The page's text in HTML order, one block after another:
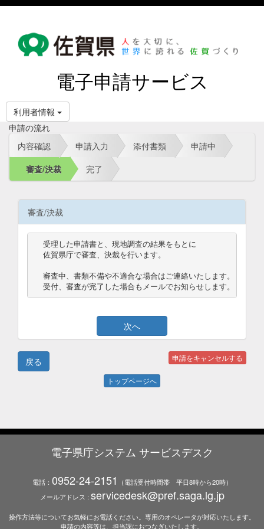
電子申請サービス
利用者情報
申請の流れ
内容確認
申請入力 添付書類
申請中
審査/決裁
完了
審査/決裁
受理した申請書と、現地調査の結果をもとに
佐賀県庁で審査、決裁を行います。
審査中、書類不備や不適合な場合はご連絡いたします。
受付、審査が完了した場合もメールでお知らせします。
トップページへ
電子県庁システム サービスデスク
電話： 0952-24-2151
（電話受付時間帯 平日8時から20時）
メールアドレス : servicedesk@pref.saga.lg.jp
操作方法等についてお気軽にお電話ください。専用のオペレータが対応いたします。
申請の内容等は、担当課におつなぎいたします。